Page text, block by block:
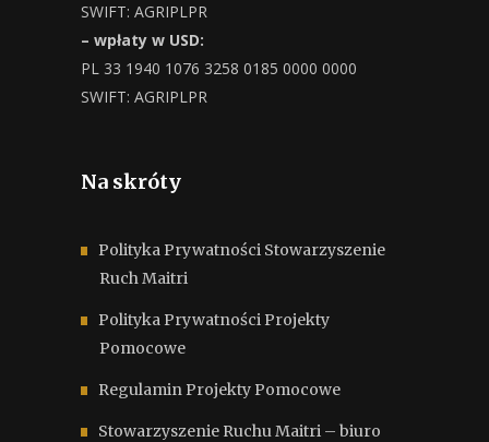
SWIFT: AGRIPLPR
– wpłaty w USD:
PL 33 1940 1076 3258 0185 0000 0000
SWIFT: AGRIPLPR
Na skróty
Polityka Prywatności Stowarzyszenie
Ruch Maitri
Polityka Prywatności Projekty
Pomocowe
Regulamin Projekty Pomocowe
Stowarzyszenie Ruchu Maitri – biuro